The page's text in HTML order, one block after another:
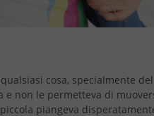
cosa, specialmente
non le permetteva di
piangeva